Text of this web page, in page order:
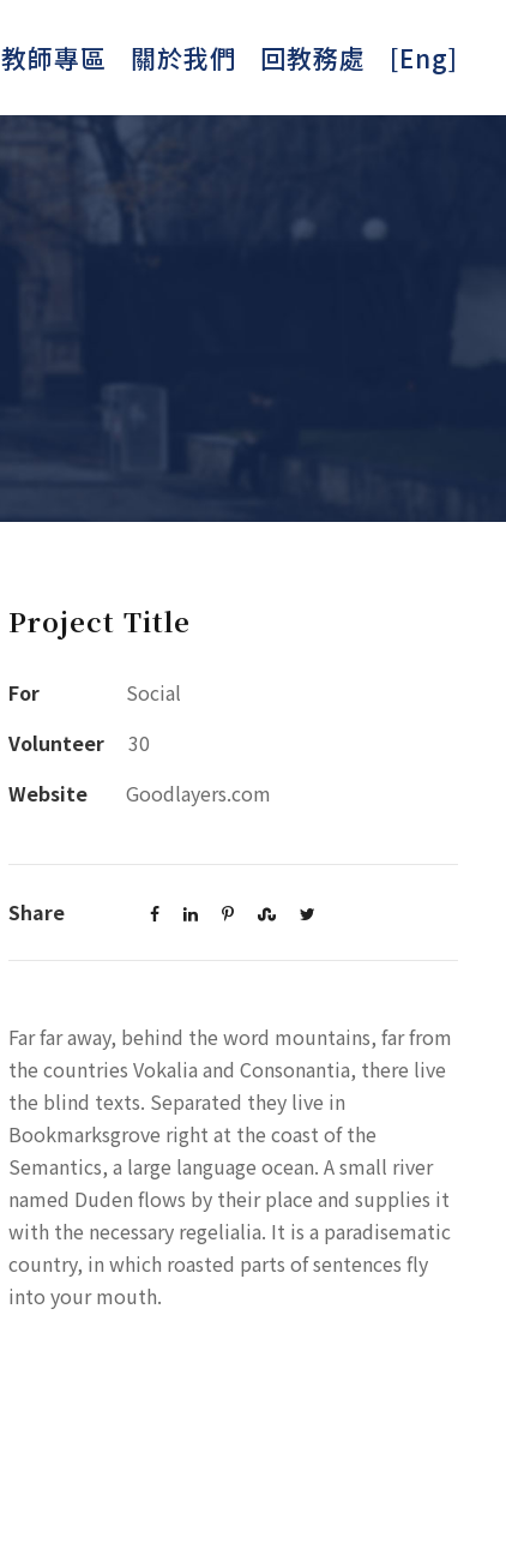
教師專區 關於我們 回教務處 [Eng]
Project Title
For
Social
Volunteer
30
Website
Goodlayers.com
Share
Far far away, behind the word mountains, far from
the countries Vokalia and Consonantia, there live
the blind texts. Separated they live in
Bookmarksgrove right at the coast of the
Semantics, a large language ocean. A small river
named Duden flows by their place and supplies it
with the necessary regelialia. It is a paradisematic
country, in which roasted parts of sentences fly
into your mouth.